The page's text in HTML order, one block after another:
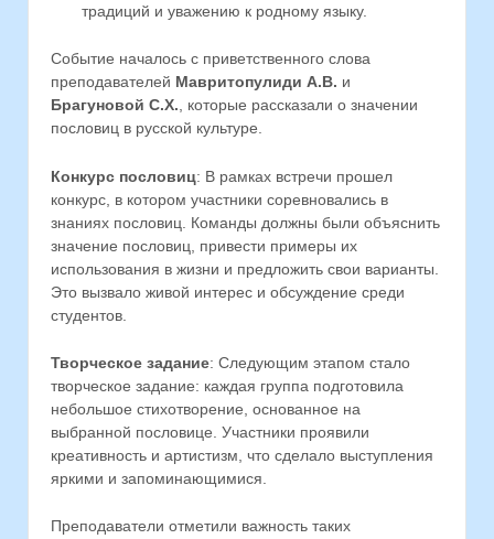
традиций и уважению к родному языку.
Событие началось с приветственного слова
преподавателей Мавритопулиди А.В. и
Брагуновой С.Х., которые рассказали о значении
пословиц в русской культуре.
Конкурс пословиц: В рамках встречи прошел
конкурс, в котором участники соревновались в
знаниях пословиц. Команды должны были объяснить
значение пословиц, привести примеры их
использования в жизни и предложить свои варианты.
Это вызвало живой интерес и обсуждение среди
студентов.
Творческое задание: Следующим этапом стало
творческое задание: каждая группа подготовила
небольшое стихотворение, основанное на
выбранной пословице. Участники проявили
креативность и артистизм, что сделало выступления
яркими и запоминающимися.
Преподаватели отметили важность таких